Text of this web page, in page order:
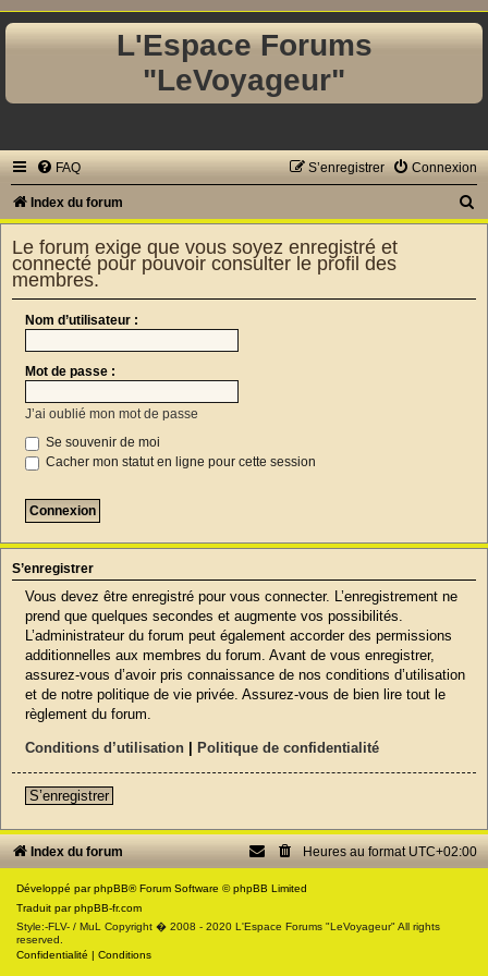
L'Espace Forums
"LeVoyageur"
FAQ Connexion
S’enregistrer
Index du forum
Le forum exige que vous soyez enregistré et
connecté pour pouvoir consulter le profil des
membres.
Nom d’utilisateur :
Mot de passe :
J’ai oublié mon mot de passe
Se souvenir de moi
Cacher mon statut en ligne pour cette session
S’enregistrer
Vous devez être enregistré pour vous connecter. L’enregistrement ne
prend que quelques secondes et augmente vos possibilités.
L’administrateur du forum peut également accorder des permissions
additionnelles aux membres du forum. Avant de vous enregistrer,
assurez-vous d’avoir pris connaissance de nos conditions d’utilisation
et de notre politique de vie privée. Assurez-vous de bien lire tout le
règlement du forum.
Conditions d’utilisation Politique de confidentialité
S’enregistrer
Index du forum Heures au format UTC+02:00
Développé parphpBB® Forum Software © phpBB Limited
Traduit parphpBB-fr.com
Style:-FLV- / MuL Copyright � 2008 - 2020 L'Espace Forums "LeVoyageur" All rights
reserved.
Confidentialité
Conditions